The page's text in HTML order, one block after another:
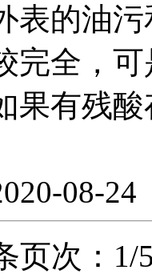
表的油
完全，
果有残
08-
页次：1/